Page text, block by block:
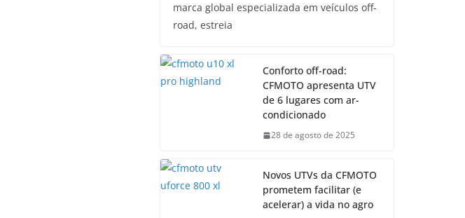
marca global especializada em veículos off-
road, estreia
Conforto off-road:
CFMOTO apresenta UTV
de 6 lugares com ar-
condicionado
28 de agosto de 2025
Novos UTVs da CFMOTO
prometem facilitar (e
acelerar) a vida no agro